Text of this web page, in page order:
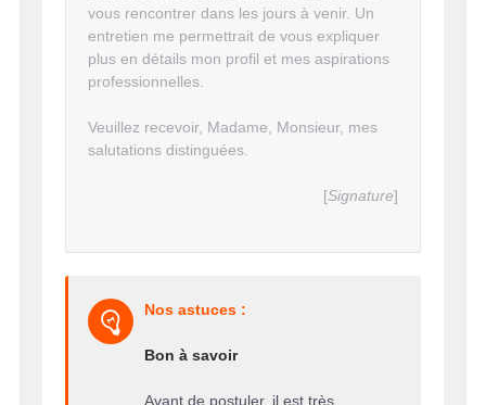
vous rencontrer dans les jours à venir. Un
entretien me permettrait de vous expliquer
plus en détails mon profil et mes aspirations
professionnelles.
Veuillez recevoir, Madame, Monsieur, mes
salutations distinguées.
[Signature]
Nos astuces :
Bon à savoir
Avant de postuler, il est très